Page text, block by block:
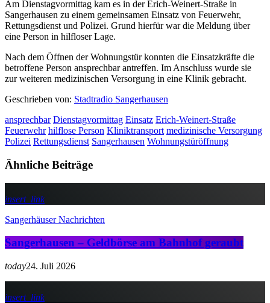
Am Dienstagvormittag kam es in der Erich-Weinert-Straße in
Sangerhausen zu einem gemeinsamen Einsatz von Feuerwehr,
Rettungsdienst und Polizei. Grund hierfür war die Meldung über
eine Person in hilfloser Lage.
Nach dem Öffnen der Wohnungstür konnten die Einsatzkräfte die
betroffene Person ansprechbar antreffen. Im Anschluss wurde sie
zur weiteren medizinischen Versorgung in eine Klinik gebracht.
Geschrieben von: Stadtradio Sangerhausen
ansprechbar Dienstagvormittag Einsatz Erich-Weinert-Straße
Feuerwehr hilflose Person Kliniktransport medizinische Versorgung
Polizei Rettungsdienst Sangerhausen Wohnungstüröffnung
Ähnliche Beiträge
insert_link
Sangerhäuser Nachrichten
Sangerhausen – Geldbörse am Bahnhof geraubt
today24. Juli 2026
insert_link